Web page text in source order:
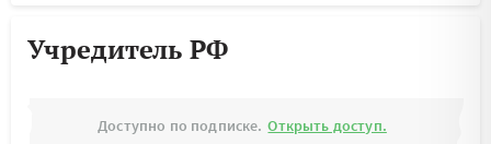
Учредитель РФ
Доступно по подписке. Открыть доступ.